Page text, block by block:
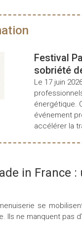
Festival
sobriété
Le 17 juin
énergétique.
événement
accélérer la
in France
se
Ils ne manquent pas